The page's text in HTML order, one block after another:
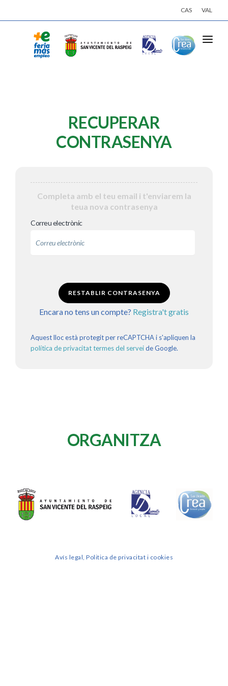
CAS VAL
RECUPERAR
CONTRASENYA
Completa amb el teu email i t'enviarem la
teua nova contrasenya
Correu electrònic
RESTABLIR CONTRASENYA
Encara no tens un compte? Registra't gratis
Aquest lloc està protegit per reCAPTCHA i s'apliquen la
política de privacitattermes del serveide Google.
ORGANITZA
Avís legal, Politica de privacitat i cookies